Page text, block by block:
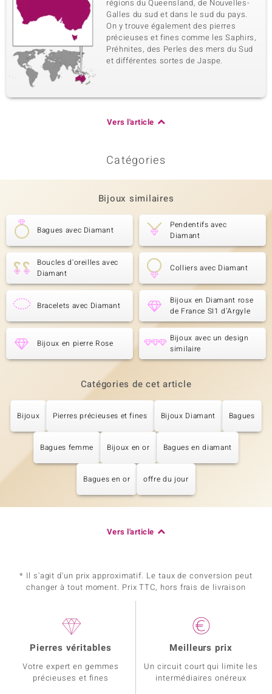
régions du Queensland, de Nouvelles-
Galles du sud et dans le sud du pays.
On y trouve également des pierres
précieuses et fines comme les Saphirs,
Préhnites, des Perles des mers du Sud
et différentes sortes de Jaspe.
Vers l'article
Catégories
Bijoux similaires
Bagues avec Diamant
Pendentifs avec
Diamant
Boucles d'oreilles avec
Diamant
Colliers avec Diamant
Bracelets avec Diamant
Bijoux en Diamant rose
de France SI1 d’Argyle
Bijoux en pierre Rose
Bijoux avec un design
similaire
Catégories de cet article
Bijoux Pierres précieuses et fines Bijoux Diamant Bagues
Bagues femme Bijoux en or Bagues en diamant
Bagues en or offre du jour
Vers l'article
* Il s'agit d'un prix approximatif. Le taux de conversion peut
changer à tout moment. Prix TTC, hors frais de livraison
Pierres véritables
Votre expert en gemmes
précieuses et fines
Meilleurs prix
Un circuit court qui limite les
intermédiaires onéreux